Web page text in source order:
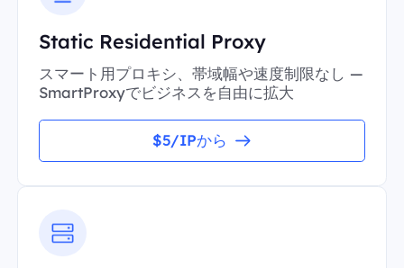
Static Residential Proxy
スマート用プロキシ、帯域幅や速度制限なし —
SmartProxyでビジネスを自由に拡大
$5/IPから